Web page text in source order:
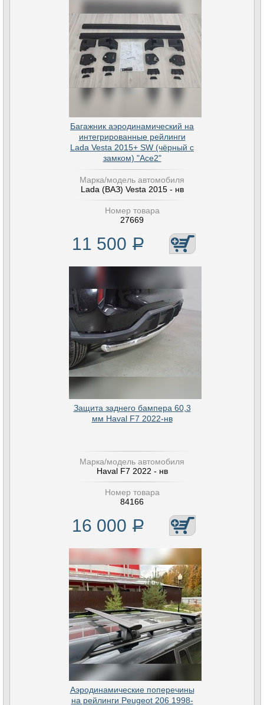
Багажник аэродинамический на
интегрированные рейлинги
Lada Vesta 2015+ SW (чёрный с
замком) "Ace2"
Марка/модель автомобиля
Lada (ВАЗ) Vesta 2015 - нв
Номер товара
27669
11 500 Р
Защита заднего бампера 60,3
мм Haval F7 2022-нв
Марка/модель автомобиля
Haval F7 2022 - нв
Номер товара
84166
16 000 Р
Аэродинамические поперечины
на рейлинги Peugeot 206 1998-